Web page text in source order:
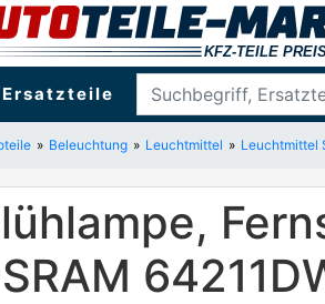
Ersatzteile
Beleuchtung Leuchtmittel Leuchtmittel